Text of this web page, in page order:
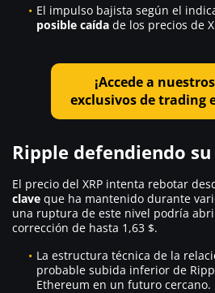
El impulso bajista según el
posible caída de los precios de
¡Accede a
exclusivos de trading
Ripple defendiendo
El precio del XRP intenta rebotar
clave que ha mantenido durante
una ruptura de este nivel podría
corrección de hasta 1,63 $.
La estructura técnica de la
probable subida inferior de
Ethereum en un futuro cercano.